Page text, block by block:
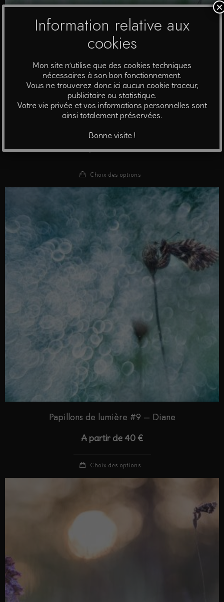
A partir de40€
Choix des options
Papillons de lumière #9 – Diane
A partir de 40 €
Choix des options
Information relative aux
cookies
Mon site n’utilise que des cookies techniques
nécessaires à son bon fonctionnement.
Vous ne trouverez donc ici aucun cookie traceur,
publicitaire ou statistique.
Votre vie privée et vos informations personnelles sont
ainsi totalement préservées.
Bonne visite !
×